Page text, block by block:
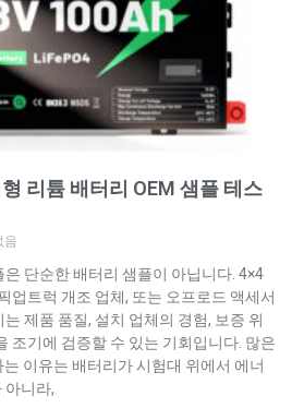
리튬 배터리 OEM 샘플 테스
음
단순한 배터리 샘플이 아닙니다. 4×4
업트럭 개조 업체, 또는 오프로드 액세서
제품 품질, 설치 업체의 경험, 보증 위
조기에 검증할 수 있는 기회입니다. 많은
이유는 배터리가 시험대 위에서 에너
아니라,